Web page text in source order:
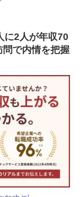
に2人が年収70
で内情を把握